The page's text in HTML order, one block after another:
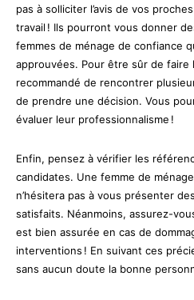
pas à solliciter l’avis de vos
travail ! Ils pourront vous donner
femmes de ménage de confiance
approuvées. Pour être sûr de faire
recommandé de rencontrer
de prendre une décision. Vous
évaluer leur professionnalisme !
Enfin, pensez à vérifier les
candidates. Une femme de
n’hésitera pas à vous présenter
satisfaits. Néanmoins, assurez-
est bien assurée en cas de
interventions ! En suivant ces
sans aucun doute la bonne